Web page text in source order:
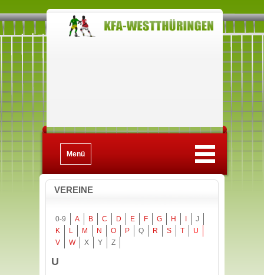
Menü
VEREINE
0-9 A B C D E F G H
J
K
L M N O P Q R S T
U
V
W X Y Z
U